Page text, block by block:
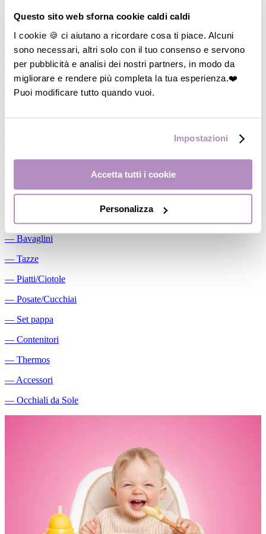
Questo sito web sforna cookie caldi caldi
I cookie 🍪 ci aiutano a ricordare cosa ti piace. Alcuni
sono necessari, altri solo con il tuo consenso e servono
per pubblicità e analisi dei nostri partners, in modo da
migliorare e rendere più completa la tua esperienza.❤️
Puoi modificare tutto quando vuoi.
Impostazioni
Accetta tutti i cookie
Personalizza
―
Cuscini allattamento
―Biberon
―
Tettarelle
―Succhietti
Conservalatte Materno
―Massaggiagengive
― Bavaglini
― Tazze
― Piatti/Ciotole
― Posate/Cucchiai
― Set pappa
― Contenitori
― Thermos
― Accessori
― Occhiali da Sole